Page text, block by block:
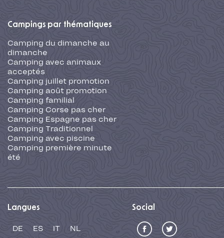
Campings par thématiques
Camping du dimanche au
dimanche
Camping avec animaux
acceptés
Camping juillet promotion
Camping août promotion
Camping familial
Camping Corse pas cher
Camping Espagne pas cher
Camping Traditionnel
Camping avec piscine
Camping première minute
été
Langues
DE ES IT
NL
Social